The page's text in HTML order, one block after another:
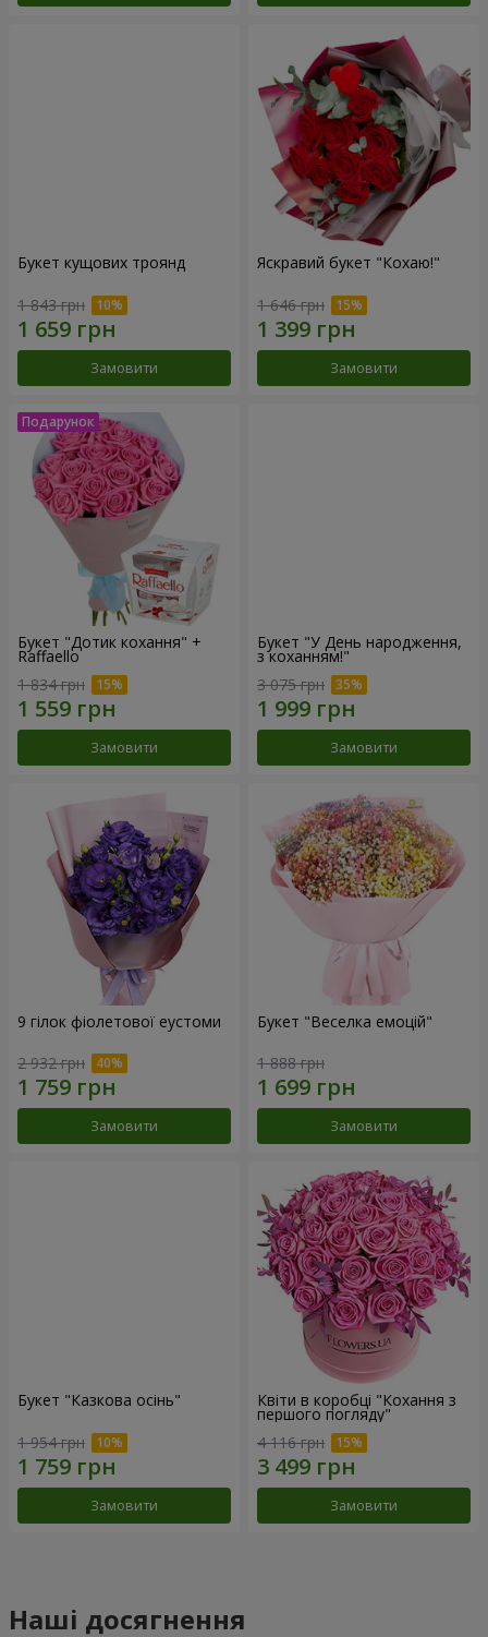
Букет кущових троянд
1 843 грн
Замовити
Яскравий букет "Кохаю!"
1 646 грн
Замовити
Букет "Дотик кохання" +
Raffaello
1 834 грн
Замовити
Букет "У День народження,
з коханням!"
3 075 грн
Замовити
9 гілок фіолетової еустоми
2 932 грн
Замовити
Букет "Веселка емоцій"
1 888 грн
Замовити
Букет "Казкова осінь"
1 954 грн
Замовити
Квіти в коробці "Кохання з
першого погляду"
4 116 грн
Замовити
Наші досягнення